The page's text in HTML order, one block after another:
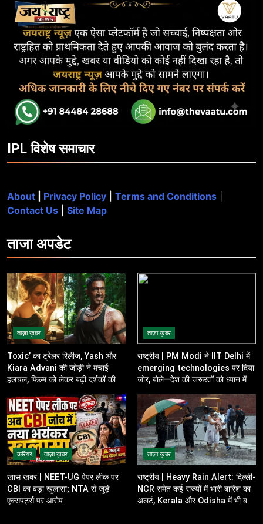
IPL विशेष समाचार
About Privacy Policy Terms and Conditions
Contact Us
Site Map
ताजाअपडेट
ताज़ा ख़बर
Toxic’ का ट्रेलर रिलीज, Yash और
Kiara Advani की जोड़ी ने मचाई
हलचल, फिल्म को लेकर बढ़ी दर्शकों की
ताज़ा ख़बर
राष्ट्रीय | PM Modi ने IIT Delhi में
emerging technologies पर दिया
जोर, बोले—देश की जरूरतों को ध्यान में
करियर ताज़ा ख़बर
खास खबर | NEET-UG पेपर लीक पर
CBI का बड़ा खुलासा; NTA से जुड़े
एक्सपर्ट्स पर आरोप
ताज़ा ख़बर
राष्ट्रीय | Heavy Rain Alert: दिल्ली-
NCR समेत कई राज्यों में भारी बारिश का
अलर्ट, Kerala और Odisha में भी बढ़ी